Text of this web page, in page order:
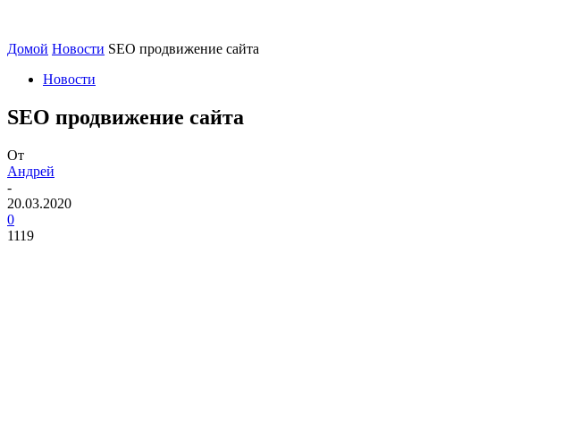
Домой Новости SEO продвижение сайта
Новости
SEO продвижение сайта
От
Андрей
-
20.03.2020
0
1119